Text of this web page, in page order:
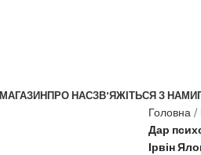
МАГАЗИН ПРО НАСЗВ’ЯЖІТЬСЯ З НАМИ
Головна
Дар
Ірвін